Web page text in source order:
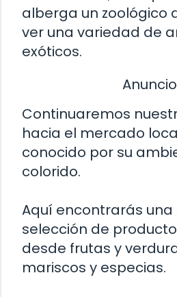
alberga un zoológico
ver una variedad de
exóticos.
Continuaremos
hacia el mercado
conocido por su
colorido.
Aquí encontrarás
selección de
desde frutas y
mariscos y especias.